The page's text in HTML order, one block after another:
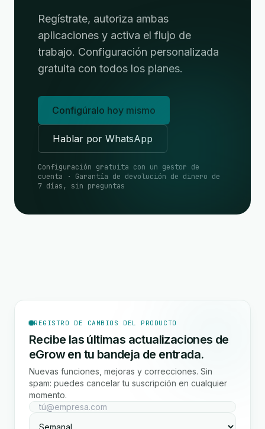
Regístrate, autoriza ambas
aplicaciones y activa el flujo de
trabajo. Configuración personalizada
gratuita con todos los planes.
Configúralo hoy mismo
Hablar por WhatsApp
Configuración gratuita con un gestor de
cuenta · Garantía de devolución de dinero de
7 días, sin preguntas
REGISTRO DE CAMBIOS DEL PRODUCTO
Recibe las últimas actualizaciones de
eGrow en tu bandeja de entrada.
Nuevas funciones, mejoras y correcciones. Sin
spam: puedes cancelar tu suscripción en cualquier
momento.